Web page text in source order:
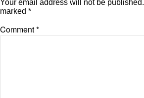
Your email address will not be published.
marked *
Comment*